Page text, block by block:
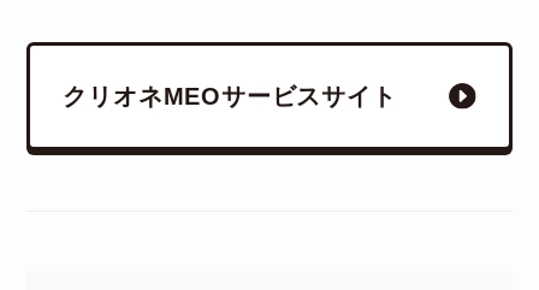
クリオネMEOサービスサイト